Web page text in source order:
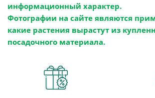
информационный характер.
Фотографии на сайте являются
какие растения вырастут из
посадочного материала.